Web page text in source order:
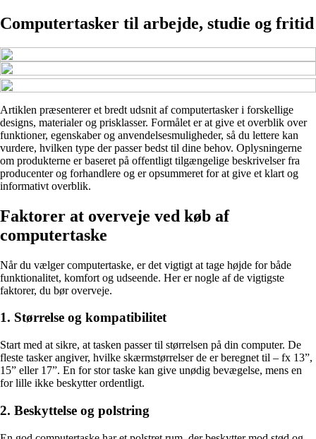
Computertasker til arbejde, studie og fritid
Artiklen præsenterer et bredt udsnit af computertasker i forskellige
designs, materialer og prisklasser. Formålet er at give et overblik over
funktioner, egenskaber og anvendelsesmuligheder, så du lettere kan
vurdere, hvilken type der passer bedst til dine behov. Oplysningerne
om produkterne er baseret på offentligt tilgængelige beskrivelser fra
producenter og forhandlere og er opsummeret for at give et klart og
informativt overblik.
Faktorer at overveje ved køb af
computertaske
Når du vælger computertaske, er det vigtigt at tage højde for både
funktionalitet, komfort og udseende. Her er nogle af de vigtigste
faktorer, du bør overveje.
1. Størrelse og kompatibilitet
Start med at sikre, at tasken passer til størrelsen på din computer. De
fleste tasker angiver, hvilke skærmstørrelser de er beregnet til – fx 13”,
15” eller 17”. En for stor taske kan give unødig bevægelse, mens en
for lille ikke beskytter ordentligt.
2. Beskyttelse og polstring